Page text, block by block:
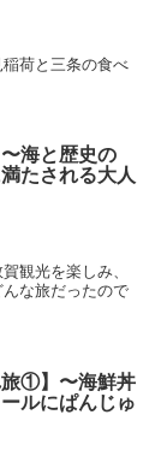
荷と三条の食べ
海と歴史の
たされる大人
観光を楽しみ、
な旅だったので
旅①】〜海鮮丼
ルにぱんじゅ